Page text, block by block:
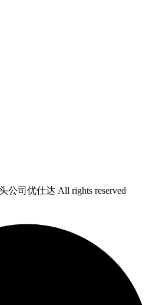
公司优仕达 All rights reserved